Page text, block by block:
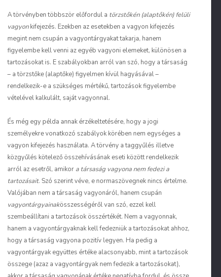
A törvényben többször előfordul a törzstőkén (alaptőkén) felüli
vagyonkifejezés. Ezekben az esetekben a vagyon kifejezés
megint nem csupán a vagyontárgyakat takarja, hanem
figyelembe kell venni az egyéb vagyoni elemeket, különösen a
tartozásokat is. E szabályokban arról van szó, hogy a társaság
– a törzstőke (alaptőke) figyelmen kívül hagyásával –
rendelkezik-e a szükséges mértékű, tartozások figyelembe
vételével kalkulált, saját vagyonnal.
És még egy példa annak érzékeltetésére, hogy a jogi
személyekre vonatkozó szabályok körében nem egységes a
vagyon kifejezés használata. A törvény a taggyűlés illetve
közgyűlés kötelező összehívásának eseti között rendelkezik
arról az esetről, amikor a társaság vagyona nem fedezi a
tartozásait. Szó szerint véve, e normaszövegnek nincs értelme.
Valójában nem a társaság vagyonáról, hanem csupán
vagyontárgyainakösszességéről van szó, ezzel kell
szembeállítani a tartozások összértékét. Nem a vagyonnak,
hanem a vagyontárgyaknak kell fedezniük a tartozásokat ahhoz,
hogy a társaság vagyona pozitív legyen. Ha pedig a
vagyontárgyak együttes értéke alacsonyabb, mint a tartozások
összege (azaz a vagyontárgyak nem fedezik a tartozásokat),